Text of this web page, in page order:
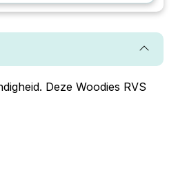
Deze Woodies RVS